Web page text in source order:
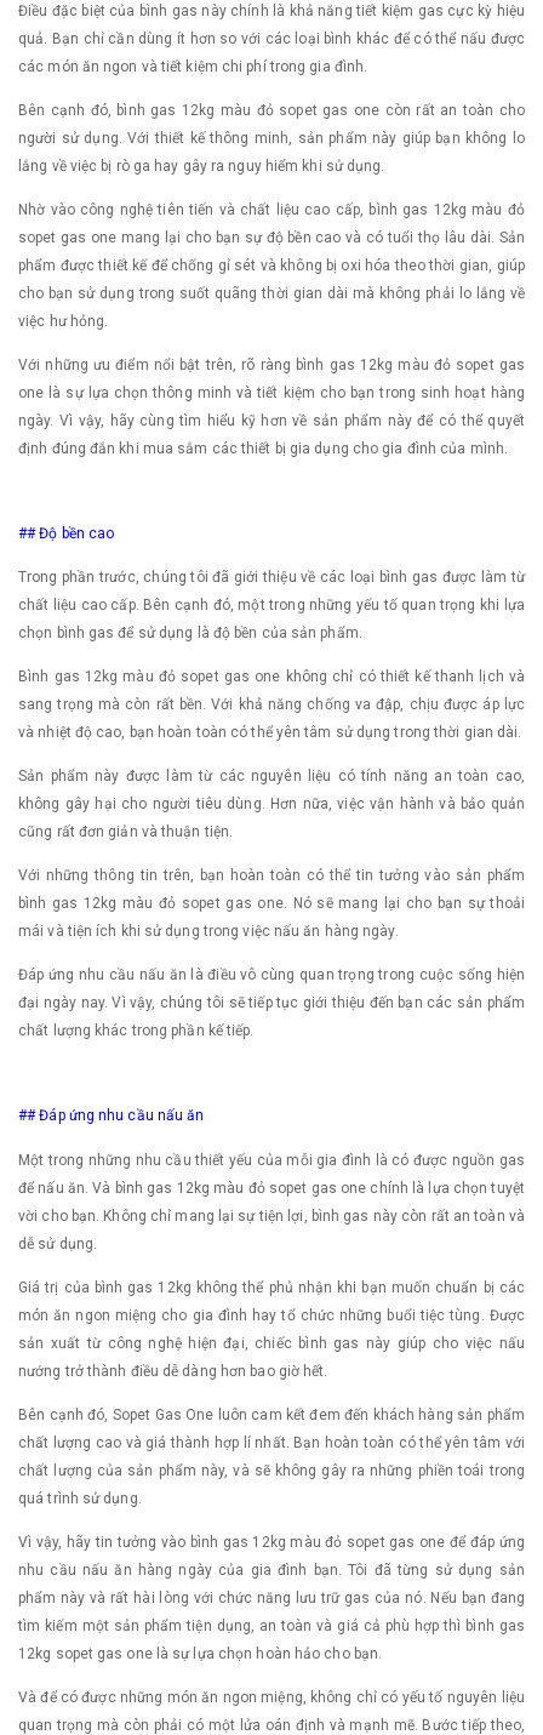
Điều đặc biệt của bình gas này chính là khả năng tiết kiệm gas cực kỳ hiệu
quả. Bạn chỉ cần dùng ít hơn so với các loại bình khác để có thể nấu được
các món ăn ngon và tiết kiệm chi phí trong gia đình.
Bên cạnh đó, bình gas 12kg màu đỏ sopet gas one còn rất an toàn cho
người sử dụng. Với thiết kế thông minh, sản phẩm này giúp bạn không lo
lắng về việc bị rò ga hay gây ra nguy hiểm khi sử dụng.
Nhờ vào công nghệ tiên tiến và chất liệu cao cấp, bình gas 12kg màu đỏ
sopet gas one mang lại cho bạn sự độ bền cao và có tuổi thọ lâu dài. Sản
phẩm được thiết kế để chống gỉ sét và không bị oxi hóa theo thời gian, giúp
cho bạn sử dụng trong suốt quãng thời gian dài mà không phải lo lắng về
việc hư hỏng.
Với những ưu điểm nổi bật trên, rõ ràng bình gas 12kg màu đỏ sopet gas
one là sự lựa chọn thông minh và tiết kiệm cho bạn trong sinh hoạt hàng
ngày. Vì vậy, hãy cùng tìm hiểu kỹ hơn về sản phẩm này để có thể quyết
định đúng đắn khi mua sắm các thiết bị gia dụng cho gia đình của mình.
## Độ bền cao
Trong phần trước, chúng tôi đã giới thiệu về các loại bình gas được làm từ
chất liệu cao cấp. Bên cạnh đó, một trong những yếu tố quan trọng khi lựa
chọn bình gas để sử dụng là độ bền của sản phẩm.
Bình gas 12kg màu đỏ sopet gas one không chỉ có thiết kế thanh lịch và
sang trọng mà còn rất bền. Với khả năng chống va đập, chịu được áp lực
và nhiệt độ cao, bạn hoàn toàn có thể yên tâm sử dụng trong thời gian dài.
Sản phẩm này được làm từ các nguyên liệu có tính năng an toàn cao,
không gây hại cho người tiêu dùng. Hơn nữa, việc vận hành và bảo quản
cũng rất đơn giản và thuận tiện.
Với những thông tin trên, bạn hoàn toàn có thể tin tưởng vào sản phẩm
bình gas 12kg màu đỏ sopet gas one. Nó sẽ mang lại cho bạn sự thoải
mái và tiện ích khi sử dụng trong việc nấu ăn hàng ngày.
Đáp ứng nhu cầu nấu ăn là điều vô cùng quan trọng trong cuộc sống hiện
đại ngày nay. Vì vậy, chúng tôi sẽ tiếp tục giới thiệu đến bạn các sản phẩm
chất lượng khác trong phần kế tiếp.
## Đáp ứng nhu cầu nấu ăn
Một trong những nhu cầu thiết yếu của mỗi gia đình là có được nguồn gas
để nấu ăn. Và bình gas 12kg màu đỏ sopet gas one chính là lựa chọn tuyệt
vời cho bạn. Không chỉ mang lại sự tiện lợi, bình gas này còn rất an toàn và
dễ sử dụng.
Giá trị của bình gas 12kg không thể phủ nhận khi bạn muốn chuẩn bị các
món ăn ngon miệng cho gia đình hay tổ chức những buổi tiệc tùng. Được
sản xuất từ công nghệ hiện đại, chiếc bình gas này giúp cho việc nấu
nướng trở thành điều dễ dàng hơn bao giờ hết.
Bên cạnh đó, Sopet Gas One luôn cam kết đem đến khách hàng sản phẩm
chất lượng cao và giá thành hợp lí nhất. Bạn hoàn toàn có thể yên tâm với
chất lượng của sản phẩm này, và sẽ không gây ra những phiền toái trong
quá trình sử dụng.
Vì vậy, hãy tin tưởng vào bình gas 12kg màu đỏ sopet gas one để đáp ứng
nhu cầu nấu ăn hàng ngày của gia đình bạn. Tôi đã từng sử dụng sản
phẩm này và rất hài lòng với chức năng lưu trữ gas của nó. Nếu bạn đang
tìm kiếm một sản phẩm tiện dụng, an toàn và giá cả phù hợp thì bình gas
12kg sopet gas one là sự lựa chọn hoàn hảo cho bạn.
Và để có được những món ăn ngon miệng, không chỉ có yếu tố nguyên liệu
quan trọng mà còn phải có một lửa oán định và mạnh mẽ. Bước tiếp theo,